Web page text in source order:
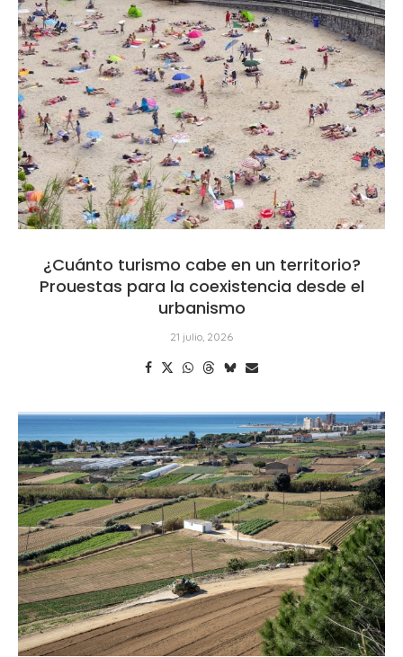
¿Cuánto turismo cabe en un territorio?
Prouestas para la coexistencia desde el
urbanismo
21 julio, 2026